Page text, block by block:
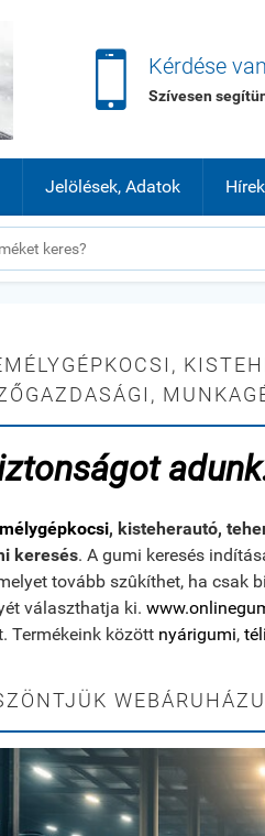
 Kérdése
Szívesen
Jelölések, Adatok Hírek
, kisteherautó,
keresés. A gumi keresés
tovább szûkíthet, ha csak
választhatja ki.
Termékeink között nyárigumi,